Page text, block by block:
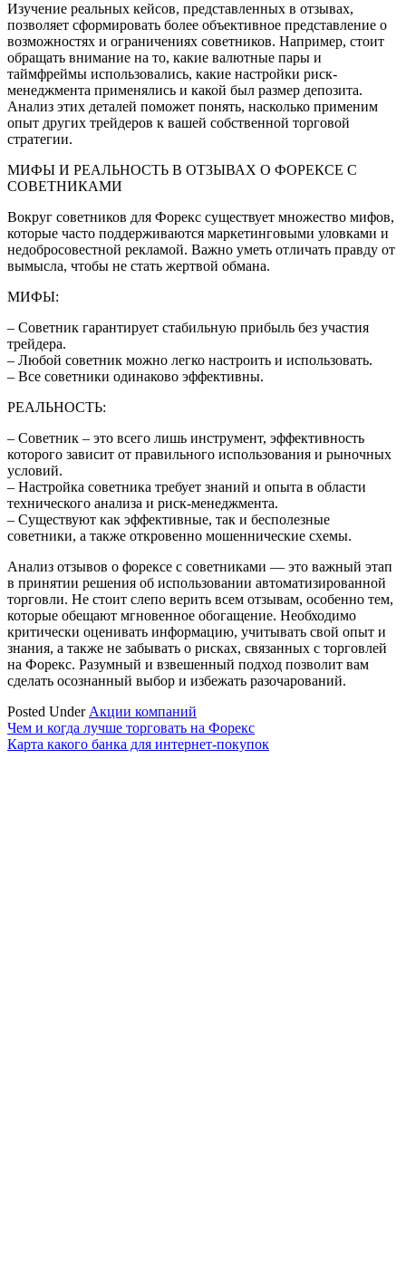
Изучение реальных кейсов, представленных в отзывах,
позволяет сформировать более объективное представление о
возможностях и ограничениях советников. Например, стоит
обращать внимание на то, какие валютные пары и
таймфреймы использовались, какие настройки риск-
менеджмента применялись и какой был размер депозита.
Анализ этих деталей поможет понять, насколько применим
опыт других трейдеров к вашей собственной торговой
стратегии.
МИФЫ И РЕАЛЬНОСТЬ В ОТЗЫВАХ О ФОРЕКСЕ С
СОВЕТНИКАМИ
Вокруг советников для Форекс существует множество мифов,
которые часто поддерживаются маркетинговыми уловками и
недобросовестной рекламой. Важно уметь отличать правду от
вымысла, чтобы не стать жертвой обмана.
МИФЫ:
– Советник гарантирует стабильную прибыль без участия
трейдера.
– Любой советник можно легко настроить и использовать.
– Все советники одинаково эффективны.
РЕАЛЬНОСТЬ:
– Советник – это всего лишь инструмент, эффективность
которого зависит от правильного использования и рыночных
условий.
– Настройка советника требует знаний и опыта в области
технического анализа и риск-менеджмента.
– Существуют как эффективные, так и бесполезные
советники, а также откровенно мошеннические схемы.
Анализ отзывов о форексе с советниками ― это важный этап
в принятии решения об использовании автоматизированной
торговли. Не стоит слепо верить всем отзывам, особенно тем,
которые обещают мгновенное обогащение. Необходимо
критически оценивать информацию, учитывать свой опыт и
знания, а также не забывать о рисках, связанных с торговлей
на Форекс. Разумный и взвешенный подход позволит вам
сделать осознанный выбор и избежать разочарований.
Posted Under Акции компаний
Навигация
по
Чем и когда лучше торговать на Форекс
Карта какого банка для интернет-покупок